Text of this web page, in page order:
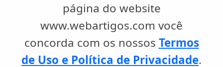
página do website
www.webartigos.com você
concorda com os nossos Termos
de Uso e Política de Privacidade.